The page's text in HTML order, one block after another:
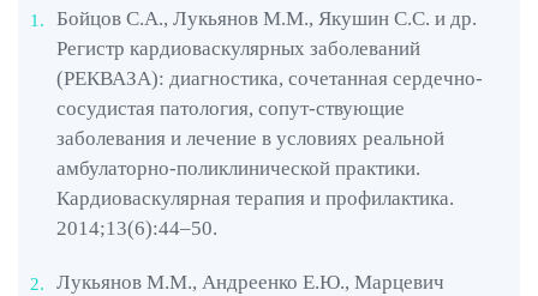
через пищеварительную систему, капельное введение
обеспечивает непосредственный доступ к кровеносным
сосудам. Это позволяет активным веществам быстро
достигать цельных органов и тканей, что особенно
важно при лечении сердечно-сосудистых заболеваний,
когда каждая минута на счету. Быстрое действие
препаратов может стабилизировать состояние пациента
и предотвратить развитие осложнений.
одновременно, что важно для пациентов, нуждающихся
Бойцов С.А., Лукьянов М.М., Якушин С.С. и др.
Регистр кардио­васкулярных заболеваний
(РЕКВАЗА): диа­гностика, сочетанная сердечно-
сосудистая патология, сопут-ствующие
заболевания и лечение в условиях реальной
амбулаторно-поликлинической практики.
Кардиоваскулярная терапия и профилактика.
2014;13(6):44–50.
Лукьянов М.М., Андреенко Е.Ю., Марцевич